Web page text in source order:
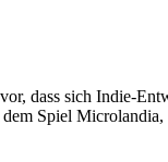
dass sich Indie-
Spiel